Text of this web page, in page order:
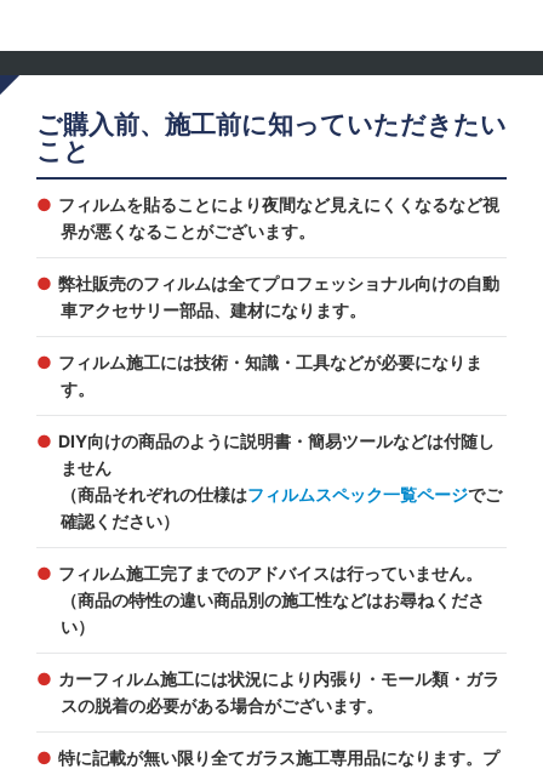
ご購入前、施工前に知っていただきたい
こと
フィルムを貼ることにより夜間など見えにくくなるなど視
界が悪くなることがございます。
弊社販売のフィルムは全てプロフェッショナル向けの自動
車アクセサリー部品、建材になります。
フィルム施工には技術・知識・工具などが必要になりま
す。
DIY向けの商品のように説明書・簡易ツールなどは付随し
ません
（商品それぞれの仕様はフィルムスペック一覧ページでご
確認ください）
フィルム施工完了までのアドバイスは行っていません。
（商品の特性の違い商品別の施工性などはお尋ねくださ
い）
カーフィルム施工には状況により内張り・モール類・ガラ
スの脱着の必要がある場合がございます。
特に記載が無い限り全てガラス施工専用品になります。プ